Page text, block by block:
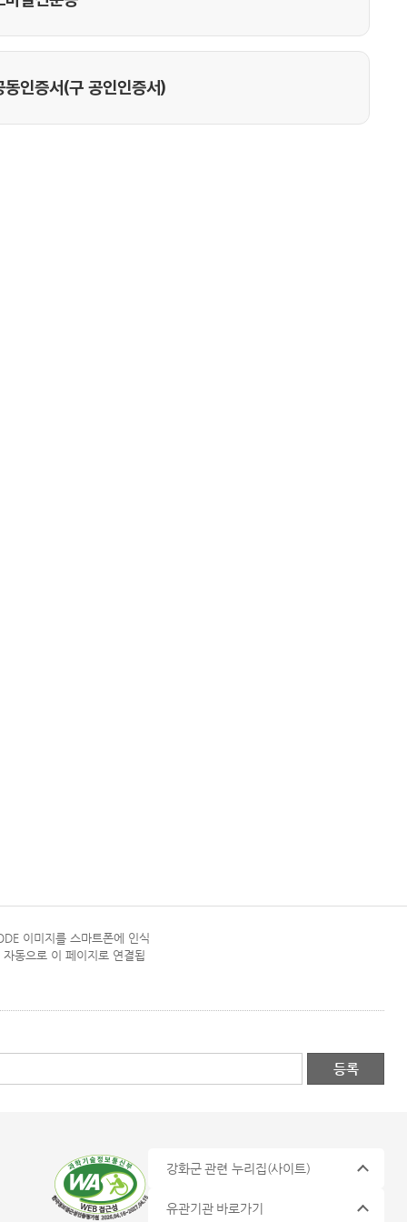
이미지를 스마트폰에 인식
자동으로 이 페이지로 연결됩
강화군 관련 누리집(사이트)
유관기관 바로가기